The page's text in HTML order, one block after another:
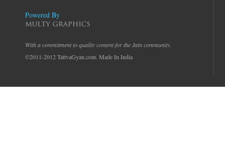
Powered By
With a commitment to quality content for the Jain community.
©2011-2012 TattvaGyan.com. Made In India